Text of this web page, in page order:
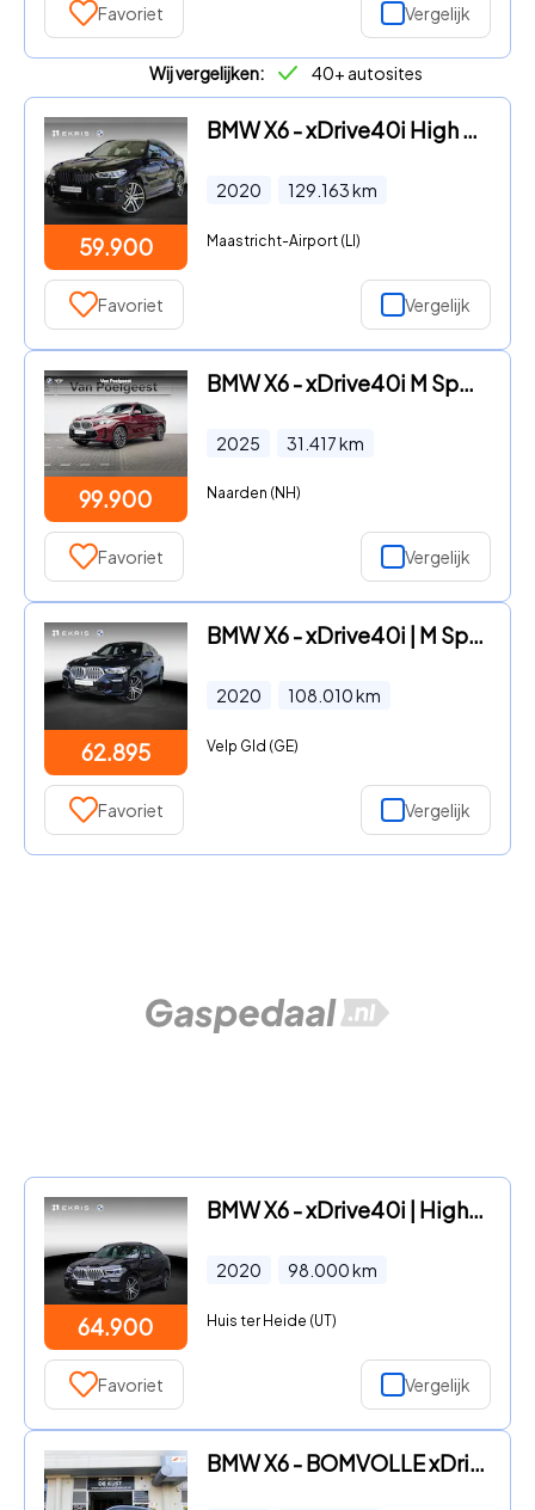
Favoriet Vergelijk
Wij vergelijken: 40+ autosites
59.900
BMW X6 - xDrive40i High Executive | M Sport | CoPilot Pack | Driving
2020 129.163km
Maastricht-Airport (LI)
Favoriet Vergelijk
99.900
BMW X6 - xDrive40i M Sport | Bowers & Wilkins | Trekhaak
2025 31.417km
Naarden (NH)
Favoriet Vergelijk
62.895
BMW X6 - xDrive40i | M Sportpakket | High Executive | 22 inch | M Ada
2020 108.010km
Velp Gld (GE)
Favoriet Vergelijk
64.900
BMW X6 - xDrive40i | High Executive | M Sportpakket | Trekhaak met el
2020 98.000km
Huis ter Heide (UT)
Favoriet Vergelijk
BMW X6 - BOMVOLLE xDrive40i 2020 – Unieke custom uitvoering